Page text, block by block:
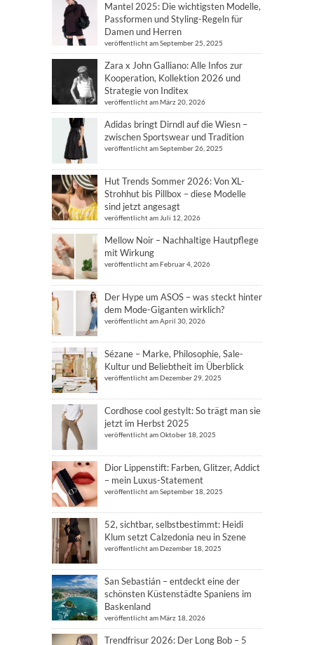
Mantel 2025: Die wichtigsten Modelle,
Passformen und Styling-Regeln für
Damen und Herren
veröffentlicht am September 25, 2025
Zara x John Galliano: Alle Infos zur
Kooperation, Kollektion 2026 und
Strategie von Inditex
veröffentlicht am März 20, 2026
Adidas bringt Dirndl auf die Wiesn –
zwischen Sportswear und Tradition
veröffentlicht am September 26, 2025
Hut Trends Sommer 2026: Von XL-
Strohhut bis Pillbox – diese Modelle
sind jetzt angesagt
veröffentlicht am Juli 12, 2026
Mellow Noir – Nachhaltige Hautpflege
mit Wirkung
veröffentlicht am Februar 4, 2026
Der Hype um ASOS – was steckt hinter
dem Mode-Giganten wirklich?
veröffentlicht am April 30, 2026
Sézane – Marke, Philosophie, Sale-
Kultur und Beliebtheit im Überblick
veröffentlicht am Dezember 29, 2025
Cordhose cool gestylt: So trägt man sie
jetzt im Herbst 2025
veröffentlicht am Oktober 18, 2025
Dior Lippenstift: Farben, Glitzer, Addict
– mein Luxus-Statement
veröffentlicht am September 18, 2025
52, sichtbar, selbstbestimmt: Heidi
Klum setzt Calzedonia neu in Szene
veröffentlicht am Dezember 18, 2025
San Sebastián – entdeckt eine der
schönsten Küstenstädte Spaniens im
Baskenland
veröffentlicht am März 18, 2026
Trendfrisur 2026: Der Long Bob – 5